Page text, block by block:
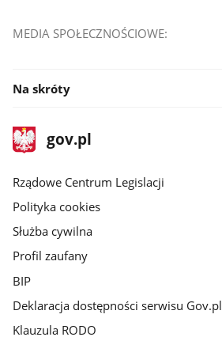
MEDIA SPOŁECZNOŚCIOWE:
Na skróty
stopka
gov.plStrona
gov.pl
Rządowe Centrum Legislacji
Polityka cookies
Służba cywilna
Profil zaufany
BIP
Deklaracja dostępności serwisu Gov.pl
Klauzula RODO